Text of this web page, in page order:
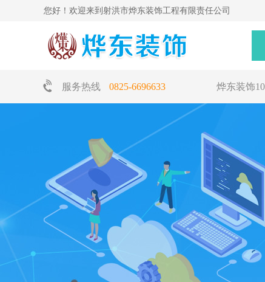
您好！欢迎来到射洪市烨东装饰工程有限责任公司
服务热线 0825-6696633 烨东装饰10年